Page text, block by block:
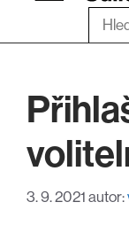
3. 9. 2021 autor: